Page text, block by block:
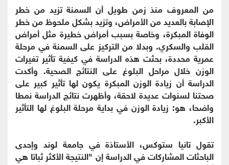
من المعروف منذ زمن طويل أن السمنة تزيد من خطر
الإصابة بالعديد من الأمراض، وتزيد بشكل ملحوظ من خطر
الوفاة المبكرة، وخاصة بسبب أمراض خطيرة مثل أمراض
القلب والسكري. وبدلا من التركيز على السمنة في مرحلة
عمرية محددة، بحثت هذه الدراسة في كيفية تأثير تغيرات
الوزن خلال مراحل البلوغ على النتائج الصحية. وأكدت
الدراسة أن زيادة الوزن المبكرة يكون لها تأثير كبير على
صحتنا لسنوات عديدة لاحقة، وأظهرت نتائج الدراسة نمطا
واضحا، هو: زيادة الوزن في بداية مرحلة البلوغ لها التأثير
الأكبر.
تقول تانيا ستوكس، الأستاذة في جامعة لوند وإحدى
الباحثات المشاركات في الدراسة إن "النتيجة الأكثر ثباتا هي